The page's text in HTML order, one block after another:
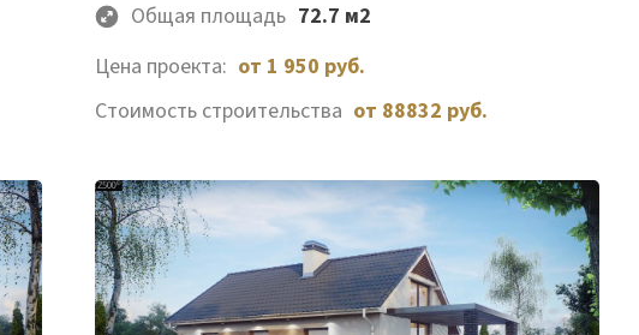
Общая площадь 72.7 м2
Цена проекта: от 1 950 руб.
Стоимость строительства от 88832 руб.